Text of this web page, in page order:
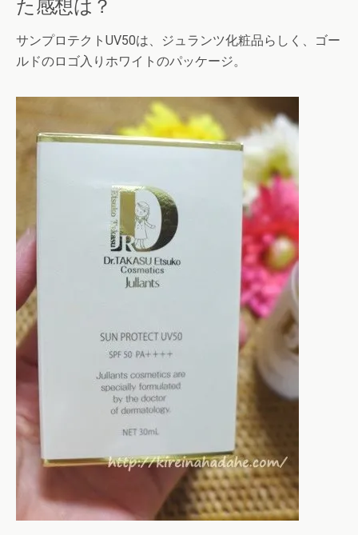
た感想は？
サンプロテクトUV50は、ジュランツ化粧品らしく、ゴー
ルドのロゴ入りホワイトのパッケージ。